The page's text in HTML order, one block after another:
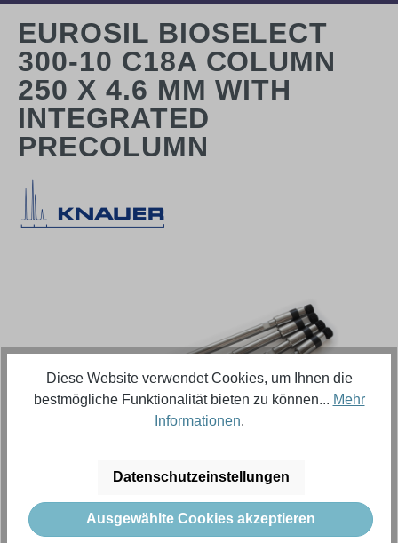
EUROSIL BIOSELECT
300-10 C18A COLUMN
250 X 4.6 MM WITH
INTEGRATED
PRECOLUMN
Regulärer Preis:
570,18 €
Inhalt:1 Stück (Menge)
Diese Website verwendet Cookies, um Ihnen die
bestmögliche Funktionalität bieten zu können... Mehr
Informationen.
Datenschutzeinstellungen
Ausgewählte Cookies akzeptieren